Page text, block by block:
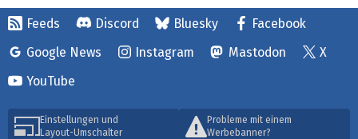
Feeds Discord Bluesky
Facebook
Google News
Instagram Mastodon
X
YouTube
Einstellungen und
Layout-Umschalter
Probleme mit einem
Werbebanner?